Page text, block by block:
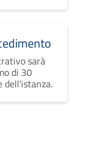
sarà
di 30
dell'istanza.